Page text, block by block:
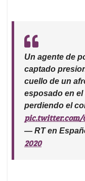
Un agente de
captado
cuello de un
esposado en
perdiendo el
pic.twitter.com/
— RT en
2020